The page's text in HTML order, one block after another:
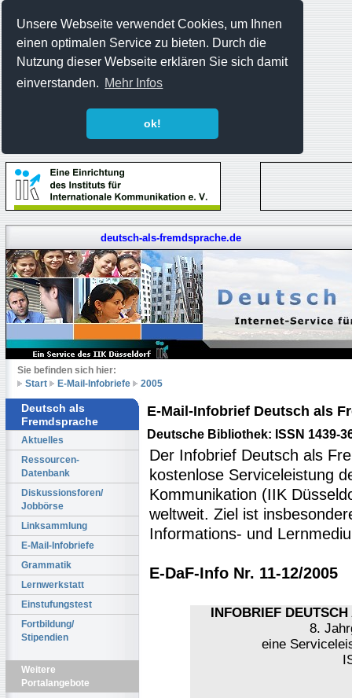
Unsere Webseite verwendet Cookies, um Ihnen
einen optimalen Service zu bieten. Durch die
Nutzung dieser Webseite erklären Sie sich damit
einverstanden. Mehr Infos
ok!
deutsch-als-fremdsprache.de
Sie befinden sich hier:
Start
E-Mail-Infobriefe 2005
Deutsch als
Fremdsprache
Aktuelles
Ressourcen-
Datenbank
Diskussionsforen/
Jobbörse
Linksammlung
E-Mail-Infobriefe
Grammatik
Lernwerkstatt
Einstufungstest
Fortbildung/
Stipendien
Weitere
Portalangebote
E-Mail-Infobrief Deutsch als
Deutsche Bibliothek: ISSN 1439-
Der Infobrief Deutsch als
kostenlose Serviceleistung
Kommunikation (IIK
weltweit. Ziel ist
Informations- und
E-DaF-Info Nr. 11-12/2005
INFOBRIEF
8.
eine